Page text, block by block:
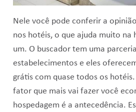
Nele você pode conferir a
nos hotéis, o que ajuda muito na
um. O buscador tem uma
estabelecimentos e eles
grátis com quase todos os
fator que mais vai fazer você
hospedagem é a antecedência.